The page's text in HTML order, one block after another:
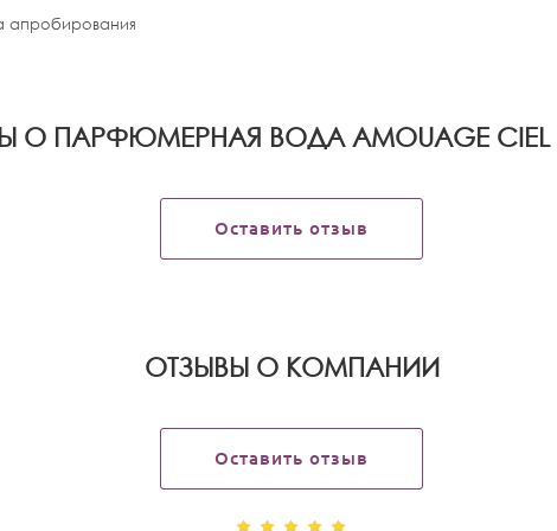
апробирования
О ПАРФЮМЕРНАЯ ВОДА AMOUAGE CIEL
Оставить отзыв
OТЗЫВЫ О КОМПАНИИ
Оставить отзыв